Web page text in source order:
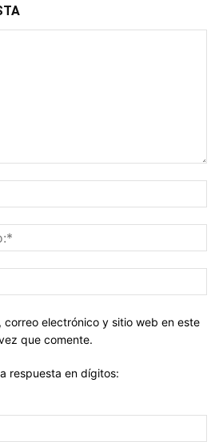
correo electrónico y sitio web en este
que comente.
respuesta en dígitos: